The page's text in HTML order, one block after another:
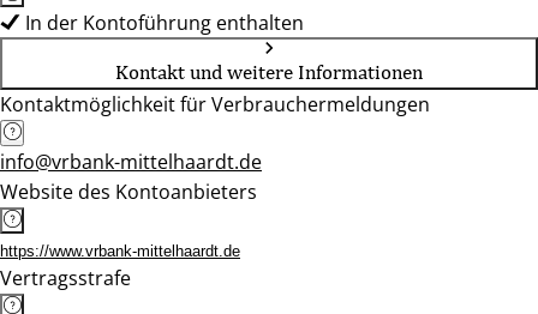
In der Kontoführung enthalten
Kontakt und weitere Informationen
Kontaktmöglichkeit für Verbrauchermeldungen
info@vrbank-mittelhaardt.de
Website des Kontoanbieters
https://www.vrbank-mittelhaardt.de
Vertragsstrafe